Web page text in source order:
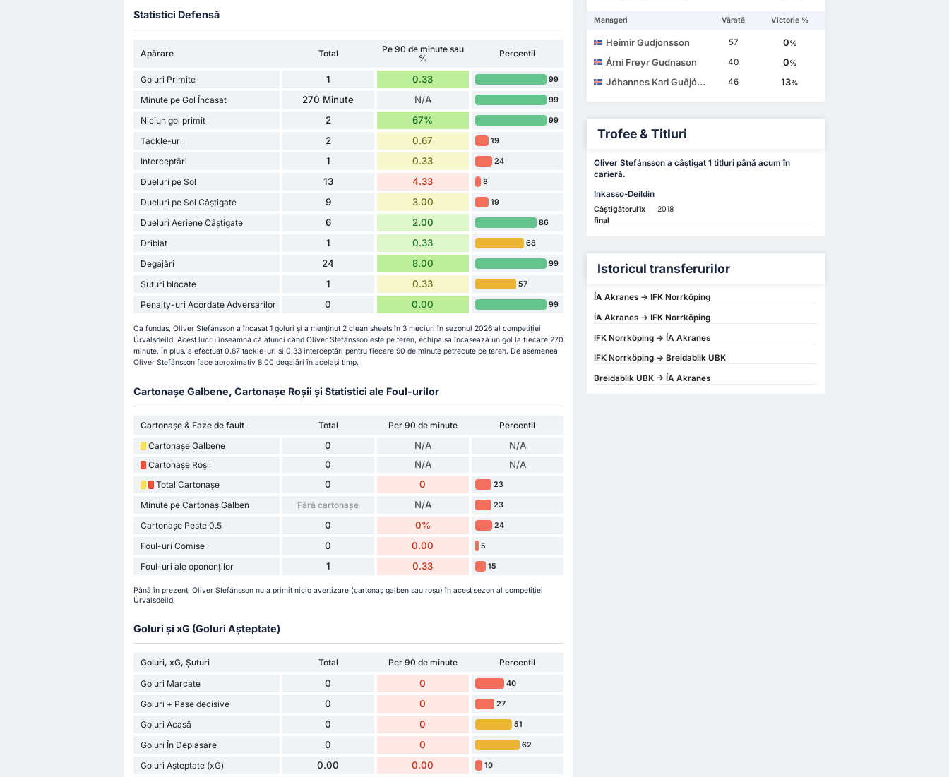
Statistici Defensă
Apărare Total
Pe 90 de minute sau
%
Percentil
Goluri Primite 1 0.33 99
Minute pe Gol Încasat 270 Minute N/A 99
Niciun gol primit 2 67% 99
Tackle-uri 2 0.67 19
Interceptări 1 0.33 24
Dueluri pe Sol 13 4.33 8
Dueluri pe Sol Câștigate 9 3.00 19
Dueluri Aeriene Câștigate 6 2.00 86
Driblat 1 0.33 68
Degajări 24 8.00 99
Șuturi blocate 1 0.33 57
Penalty-uri Acordate Adversarilor 0 0.00 99
Ca fundaș, Oliver Stefánsson a încasat 1 goluri și a menținut 2 clean sheets în 3 meciuri în sezonul 2026 al competiției
Úrvalsdeild. Acest lucru înseamnă că atunci când Oliver Stefánsson este pe teren, echipa sa încasează un gol la fiecare 270
minute. În plus, a efectuat 0.67 tackle-uri și 0.33 interceptări pentru fiecare 90 de minute petrecute pe teren. De asemenea,
Oliver Stefánsson face aproximativ 8.00 degajări în același timp.
Cartonașe Galbene, Cartonașe Roșii și Statistici ale Foul-urilor
Cartonașe & Faze de fault Total Per 90 de minute
Percentil
Cartonașe Galbene
0 N/A N/A
Cartonașe Roșii 0 N/A N/A
Total Cartonașe 0 0 23
Minute pe Cartonaș Galben Fără cartonașe N/A 23
Cartonașe Peste 0.5 0 0% 24
Foul-uri Comise 0 0.00 5
Foul-uri ale oponenților 1 0.33 15
Până în prezent, Oliver Stefánsson nu a primit nicio avertizare (cartonaș galben sau roșu) în acest sezon al competiției
Úrvalsdeild.
Goluri și xG (Goluri Așteptate)
Goluri, xG, Șuturi Total Per 90 de minute
Percentil
Goluri Marcate
0 0 40
Goluri + Pase decisive 0 0 27
Goluri Acasă 0 0 51
Goluri În Deplasare 0 0 62
Goluri Așteptate (xG) 0.00 0.00 10
Manageri Vârstă Victorie %
Heimir Gudjonsson 57 0%
Árni Freyr Gudnason 40 0%
Jóhannes Karl Guðjónsson 46 13%
Trofee & Titluri
Oliver Stefánsson a câștigat 1 titluri până acum în
carieră.
Inkasso-Deildin
Câștigătorul
final
1x 2018
Istoricul transferurilor
ÍA Akranes -> IFK Norrköping
ÍA Akranes -> IFK Norrköping
IFK Norrköping -> ÍA Akranes
IFK Norrköping -> Breidablik UBK
Breidablik UBK -> ÍA Akranes